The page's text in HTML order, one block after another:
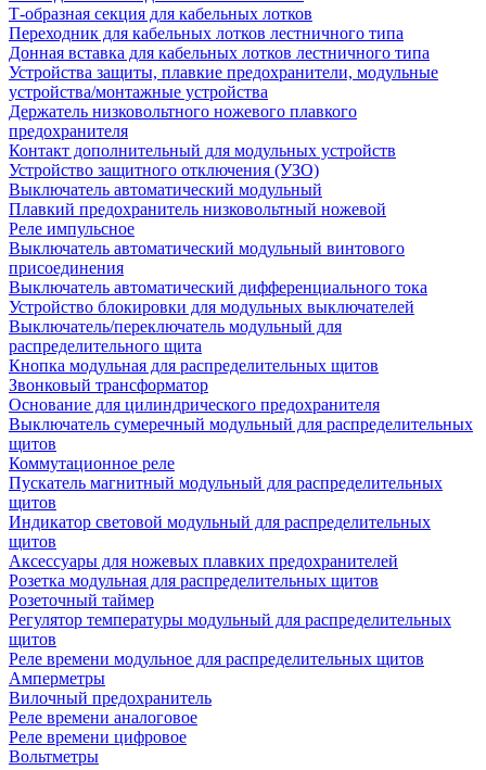
Т-образная секция для кабельных лотков
Переходник для кабельных лотков лестничного типа
Донная вставка для кабельных лотков лестничного типа
Устройства защиты, плавкие предохранители, модульные
устройства/монтажные устройства
Держатель низковольтного ножевого плавкого
предохранителя
Контакт дополнительный для модульных устройств
Устройство защитного отключения (УЗО)
Выключатель автоматический модульный
Плавкий предохранитель низковольтный ножевой
Реле импульсное
Выключатель автоматический модульный винтового
присоединения
Выключатель автоматический дифференциального тока
Устройство блокировки для модульных выключателей
Выключатель/переключатель модульный для
распределительного щита
Кнопка модульная для распределительных щитов
Звонковый трансформатор
Основание для цилиндрического предохранителя
Выключатель сумеречный модульный для распределительных
щитов
Коммутационное реле
Пускатель магнитный модульный для распределительных
щитов
Индикатор световой модульный для распределительных
щитов
Аксессуары для ножевых плавких предохранителей
Розетка модульная для распределительных щитов
Розеточный таймер
Регулятор температуры модульный для распределительных
щитов
Реле времени модульное для распределительных щитов
Амперметры
Вилочный предохранитель
Реле времени аналоговое
Реле времени цифровое
Вольтметры